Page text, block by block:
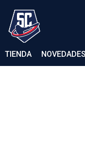
contenido
TIENDA NOVEDADES